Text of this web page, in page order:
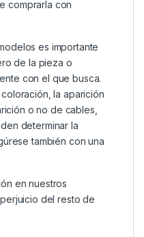
comprarla con
es importante
de la pieza o
con el que busca.
la aparición
o no de cables,
determinar la
también con una
en nuestros
perjuicio del resto de